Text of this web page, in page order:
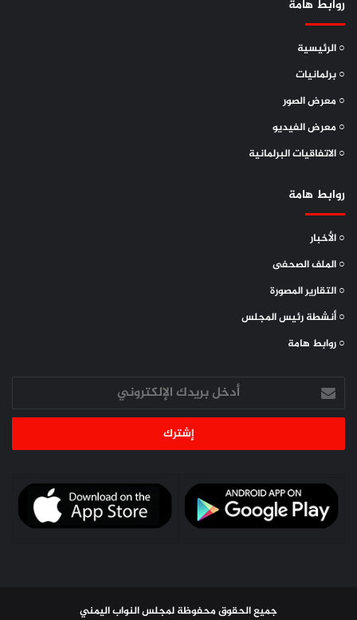
روابط هامة
○ الرئيسية
○ برلمانيات
○ معرض الصور
○ معرض الفيديو
○ الاتفاقيات البرلمانية
روابط هامة
○ الأخبار
○ الملف الصحفى
○ التقارير المصورة
○ أنشطة رئيس المجلس
○ روابط هامة
أدخل
بريدك
الإلكتروني
جميع الحقوق محفوظة لمجلس النواب اليمني